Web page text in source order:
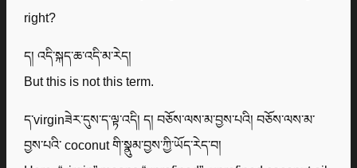
right?
ད། འདི་སྐད་ཆ་འདི་མ་རེད།
But this is not this term.
ད་virginཟེར་དུས་ད་ལྟ་འདི། ད། བཅོས་ལས་མ་བྱས་པའི། བཅོས་ལས་མ་
བྱས་པའི་ coconut གི་སྣུམ་བྱས་ཀྱི་ཡོད་རེད་བ།